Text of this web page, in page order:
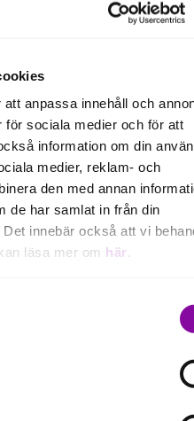
anpassa innehåll och
för sociala medier och för att
information om din
medier, reklam- och
den med annan
de har samlat in från din
innebär också att vi
läsa mer om här .
inte att ske, förutom för
ska fungera se mer
med Almi
Smart Utveckling
dig?